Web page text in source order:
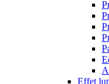
Effet